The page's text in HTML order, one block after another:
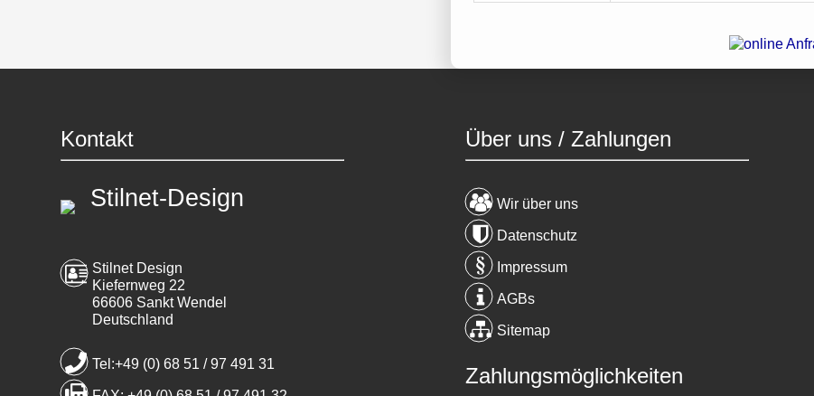
Kontakt
Stilnet-Design
Stilnet Design
Kiefernweg 22
66606 Sankt Wendel
Deutschland
Tel:+49 (0) 68 51 / 97 491 31
Über uns / Zahlungen
Wir über uns
Datenschutz
Impressum
AGBs
Sitemap
Zahlungsmöglichkeiten